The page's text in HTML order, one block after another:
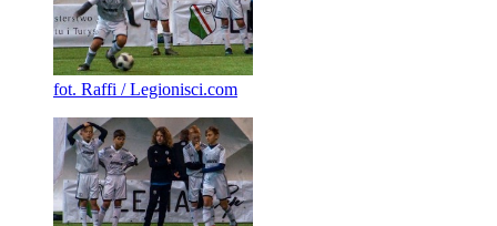
fot. Raffi / Legionisci.com